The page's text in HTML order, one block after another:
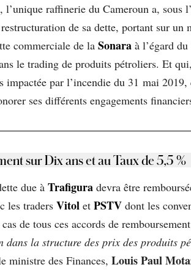
raffinerie du Cameroun a, sous
de sa dette, portant sur
commerciale de la Sonara à l’égard
le trading de produits pétroliers. Et
impactée par l’incendie du 31 mai
ses différents engagements
sur Dix ans et au Taux de 5,5 %
due à Trafigura devra être
les traders Vitol et PSTV dont les
de tous ces accords de
dans la structure des prix des produits
ministre des Finances, Louis Paul